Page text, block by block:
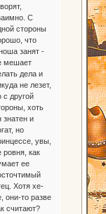
С
стороны
что
занят -
мешает
дела и
не лезет,
с другой
хоть
знатен и
но
увы,
ровня, как
ее
Хотя хе-
они-то разве
считают?